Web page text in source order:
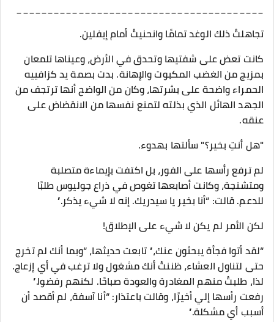
________________________________________
تجاهلتُ ذلك الوغد تمامًا وانحنيتُ أمام إيفلين.
كانت تعض على شفتيها وتحدق في الأرض، وعيناها تلمعان
بمزيج من الغضب المكبوت والإهانة. بدت بصمة يد كزافييه
الحمراء واضحة على بشرتها، وكان من الواضح أنها ترتجف من
الجهد الهائل الذي بذلته لتمنع نفسها من الانقضاض على
عنقه.
"هل أنتِ بخير؟" سألتها بهدوء.
لم ترفع رأسها على الفور، بل اكتفت بإيماءة متصلبة
ومتشنجة، وكانت أصابعها تغوص في ذراع جوليوس طلبًا
للدعم. قالت: “أنا بخير يا سيدريك. إنه لا شيء يذكر.”
لكن الأمر لم يكن لا شيء على الإطلاق!
“لقد أتوا فجأة يبحثون عنك،” تابعت حديثها، “وبما أنك لم تخرج
حتى لتناول العشاء، ظننتُ أنك مشغول ولا ترغب في أي إزعاج.
لذا، طلبتُ منهم المغادرة والعودة صباحًا. لكنهم رفضوا.”
رفعت رأسها إلي أخيرًا، وقالت باعتذار: “أنا آسفة، لم أقصد أن
أسبب أي مشكلة.”